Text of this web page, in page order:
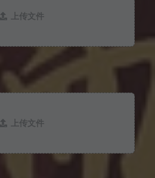
上传文件
上传文件